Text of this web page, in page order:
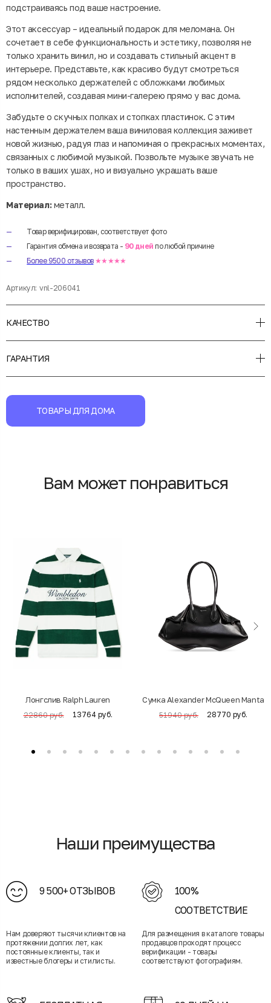
подстраиваясь под ваше настроение.
Этот аксессуар – идеальный подарок для меломана. Он
сочетает в себе функциональность и эстетику, позволяя не
только хранить винил, но и создавать стильный акцент в
интерьере. Представьте, как красиво будут смотреться
рядом несколько держателей с обложками любимых
исполнителей, создавая мини-галерею прямо у вас дома.
Забудьте о скучных полках и стопках пластинок. С этим
настенным держателем ваша виниловая коллекция заживет
новой жизнью, радуя глаз и напоминая о прекрасных моментах,
связанных с любимой музыкой. Позвольте музыке звучать не
только в ваших ушах, но и визуально украшать ваше
пространство.
Материал:металл.
Товар верифицирован, соответствует фото
Гарантия обмена и возврата - 90 дней по любой причине
Более 9500 отзывов ★★★★★
Артикул: vnl-206041
КАЧЕСТВО
ГАРАНТИЯ
ТОВАРЫ ДЛЯ ДОМА
Вам может понравиться
Лонгслив Ralph Lauren
22860 руб. 13764 руб.
Cумка Alexander McQueen Manta
51940 руб. 28770 руб.
Наши преимущества
9 500+ ОТЗЫВОВ
Нам доверяют тысячи клиентов на
протяжении долгих лет, как
постоянные клиенты, так и
известные блогеры и стилисты.
100%
СООТВЕТСТВИЕ
Для размещения в каталоге товары
продавцов проходят процесс
верификации - товары
соответствуют фотографиям.